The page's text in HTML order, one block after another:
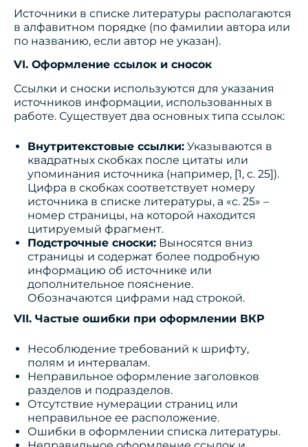
Источники в списке литературы располагаются
в алфавитном порядке (по фамилии автора или
по названию, если автор не указан).
VI. Оформление ссылок и сносок
Ссылки и сноски используются для указания
источников информации, использованных в
работе. Существует два основных типа ссылок:
Внутритекстовые ссылки: Указываются в
квадратных скобках после цитаты или
упоминания источника (например, [1, с. 25]).
Цифра в скобках соответствует номеру
источника в списке литературы, а «с. 25» –
номер страницы, на которой находится
цитируемый фрагмент.
Подстрочные сноски: Выносятся вниз
страницы и содержат более подробную
информацию об источнике или
дополнительное пояснение.
Обозначаются цифрами над строкой.
VII. Частые ошибки при оформлении ВКР
Несоблюдение требований к шрифту,
полям и интервалам.
Неправильное оформление заголовков
разделов и подразделов.
Отсутствие нумерации страниц или
неправильное ее расположение.
Ошибки в оформлении списка литературы.